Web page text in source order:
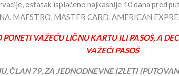
ostatak isplaćeno najkasnije 10 dana pred
MAESTRO, MASTER CARD, AMERICAN
PONETI VAŽEĆU LIČNU KARTU ILI PASOŠ, A
VAŽEĆI PASOŠ
ČLAN 79, ZA JEDNODNEVNE IZLETI